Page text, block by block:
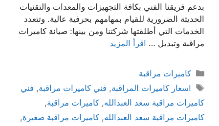
بدعم فريقنا الفني بكافة التجهيزات والمعدات والتقنيات
الحديثة الضرورية للقيام بمهامهم بحرفية عالية. وتتعدد
الخدمات التي أطلقتها شركتنا ومن بينها: صيانة كاميرات
مراقبة وتبديل … اقرأ المزيد
كاميرات مراقبة
اسعار كاميرات المراقبة, فني كاميرات مراقبة, فني
كاميرات مراقبة سعد العبدالله, كاميرات مراقبة,
كاميرات مراقبة سعد العبدالله, كاميرات مراقبة صغيرة,